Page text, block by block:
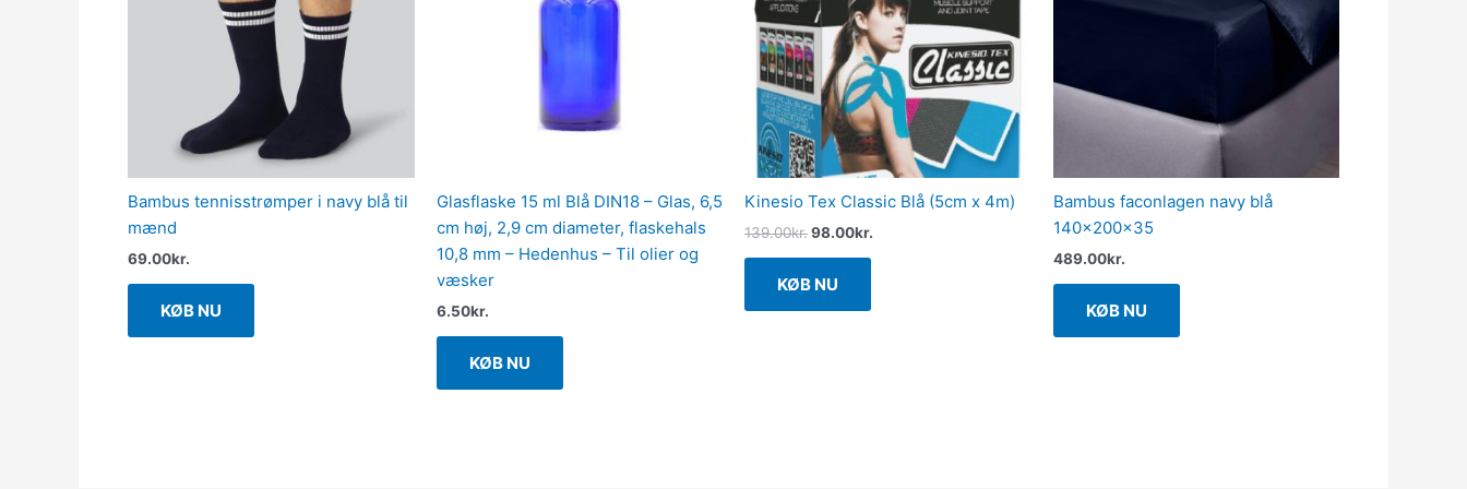
Bambus tennisstrømper i navy blå til
mænd
69.00kr.
KØB NU
Glasflaske 15 ml Blå DIN18 – Glas, 6,5
cm høj, 2,9 cm diameter, flaskehals
10,8 mm – Hedenhus – Til olier og
væsker
6.50kr.
KØB NU
Kinesio Tex Classic Blå (5cm x 4m)
139.00kr.98.00kr.
KØB NU
Bambus faconlagen navy blå
140x200x35
489.00kr.
KØB NU